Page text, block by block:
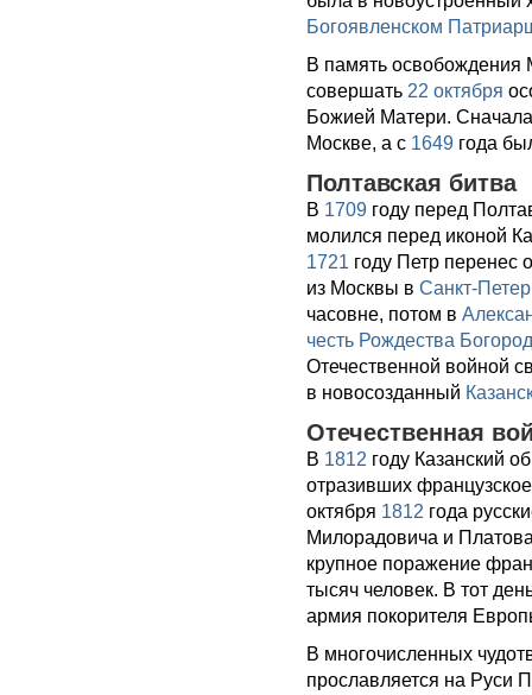
Богоявленском
В память освобождения
совершать 22 октября
Божией Матери.
Москве, а с 1649 года
Полтавская битва
В 1709 году перед
молился перед иконой
1721 году Петр перенес
из Москвы в Санкт-
часовне, потом в
честь Рождества
Отечественной войной
в новосозданный
Отечественная
В 1812 году Казанский
отразивших
октября 1812 года
Милорадовича и
крупное поражение
тысяч человек. В тот
армия покорителя
В многочисленных
прославляется на Руси